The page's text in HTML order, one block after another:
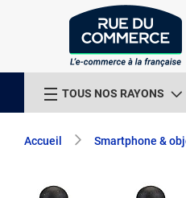
TOUS NOS RAYONS
Accueil Smartphone &